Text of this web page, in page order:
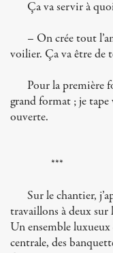
Ça va servir à
– On crée tout
voilier. Ça va être de
Pour la première
grand format ; je tape
ouverte.
***
Sur le chantier,
travaillons à deux sur
Un ensemble
centrale, des